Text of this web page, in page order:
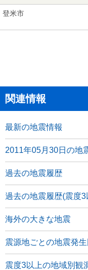
登米市
関連情報
最新の地震情報
2011年05月30日の地
過去の地震履歴
過去の地震履歴(震度3
海外の大きな地震
震源地ごとの地震発
震度3以上の地域別観